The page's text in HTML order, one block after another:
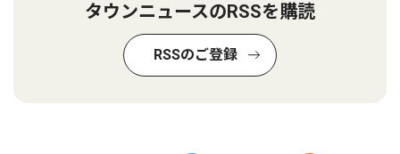
タウンニュースのRSSを購読
RSSのご登録